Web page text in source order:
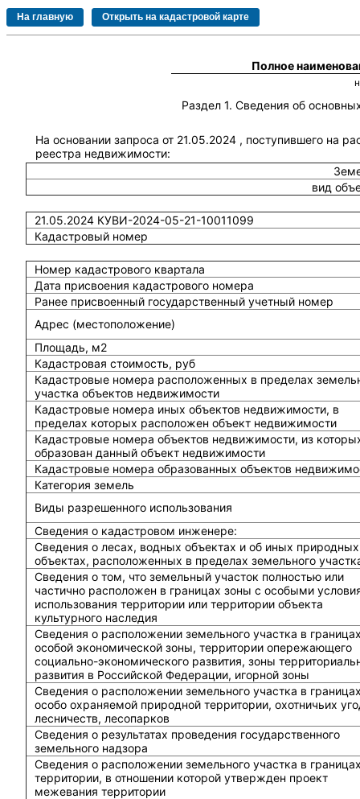
Полное
Раздел 1. Сведения об
На основании запроса от 21.05.2024 , поступившего на
реестра недвижимости:
вид
21.05.2024 КУВИ-2024-05-21-10011099
Кадастровый номер
Номер кадастрового квартала
Дата присвоения кадастрового номера
Ранее присвоенный государственный учетный номер
Адрес (местоположение)
Площадь, м2
Кадастровая стоимость, руб
Кадастровые номера расположенных в пределах
участка объектов недвижимости
Кадастровые номера иных объектов недвижимости, в
пределах которых расположен объект недвижимости
Кадастровые номера объектов недвижимости, из
образован данный объект недвижимости
Кадастровые номера образованных объектов
Категория земель
Виды разрешенного использования
Сведения о кадастровом инженере:
Cведения о лесах, водных объектах и об иных природных
объектах, расположенных в пределах земельного
Сведения о том, что земельный участок полностью или
частично расположен в границах зоны с особыми
использования территории или территории объекта
культурного наследия
Сведения о расположении земельного участка в
особой экономической зоны, территории опережающего
социально-экономического развития, зоны
развития в Российской Федерации, игорной зоны
Сведения о расположении земельного участка в
особо охраняемой природной территории, охотничьих
лесничеств, лесопарков
Сведения о результатах проведения государственного
земельного надзора
Сведения о расположении земельного участка в
территории, в отношении которой утвержден проект
межевания территории